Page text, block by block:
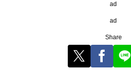
ad
ad
Share